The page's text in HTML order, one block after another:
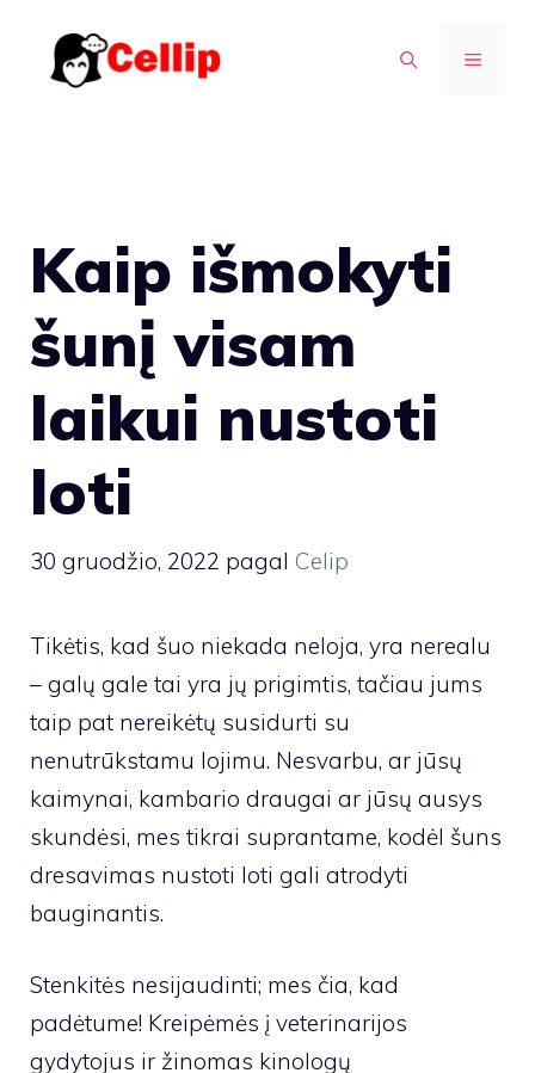
turinio
MENIU
Kaip išmokyti
šunį visam
laikui nustoti
loti
30 gruodžio, 2022 pagal Celip
Tikėtis, kad šuo niekada neloja, yra nerealu
– galų gale tai yra jų prigimtis, tačiau jums
taip pat nereikėtų susidurti su
nenutrūkstamu lojimu. Nesvarbu, ar jūsų
kaimynai, kambario draugai ar jūsų ausys
skundėsi, mes tikrai suprantame, kodėl šuns
dresavimas nustoti loti gali atrodyti
bauginantis.
Stenkitės nesijaudinti; mes čia, kad
padėtume! Kreipėmės į veterinarijos
gydytojus ir žinomas kinologų